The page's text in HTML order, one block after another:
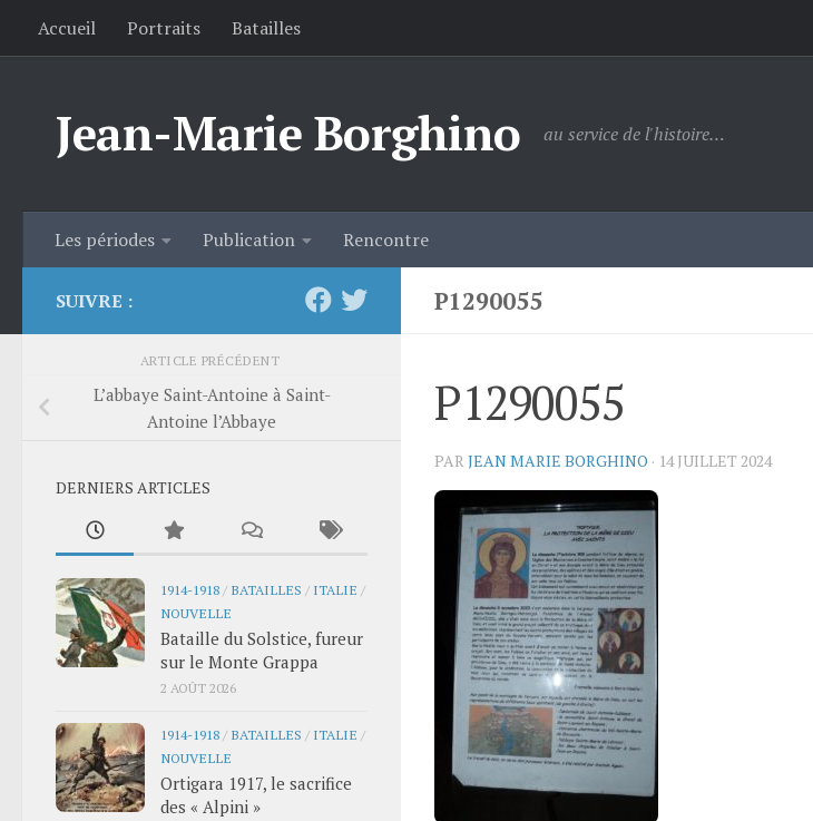
Skip to content
Accueil Portraits Batailles
Jean-Marie Borghino au service de l'histoire…
Les périodes Publication Rencontre
P1290055
P1290055
PAR JEAN MARIE BORGHINO · 14 JUILLET 2024
SUIVRE :
ARTICLE PRÉCÉDENT
L’abbaye Saint-Antoine à Saint-
Antoine l’Abbaye
DERNIERS ARTICLES
1914-1918 / BATAILLES / ITALIE /
NOUVELLE
Bataille du Solstice, fureur
sur le Monte Grappa
2 AOÛT 2026
1914-1918 / BATAILLES / ITALIE /
NOUVELLE
Ortigara 1917, le sacrifice
des « Alpini »